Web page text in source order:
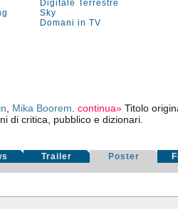
Digitale Terrestre
Sky
Domani in TV
Mika Boorem .continua» Titolo
di critica, pubblico e dizionari.
Trailer Poster